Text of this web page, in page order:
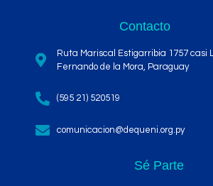
Contacto
Ruta Mariscal Estigarribia 1757 casi
Fernando de la Mora, Paraguay
(595 21) 520519
comunicacion@dequeni.org.py
Sé Parte